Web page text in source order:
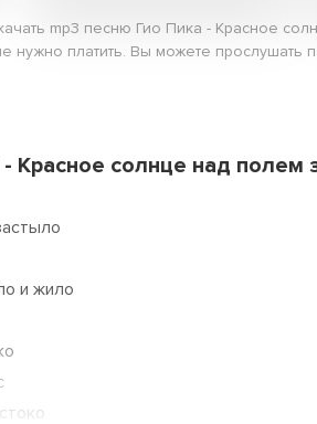
mp3 песню Гио Пика - Красное
нужно платить. Вы можете
- Красное солнце над полем
и жило